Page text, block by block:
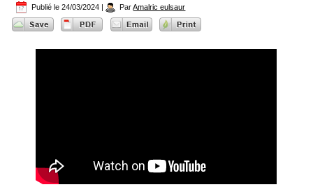
Publié le 24/03/2024 | Par Amalric eulsaur